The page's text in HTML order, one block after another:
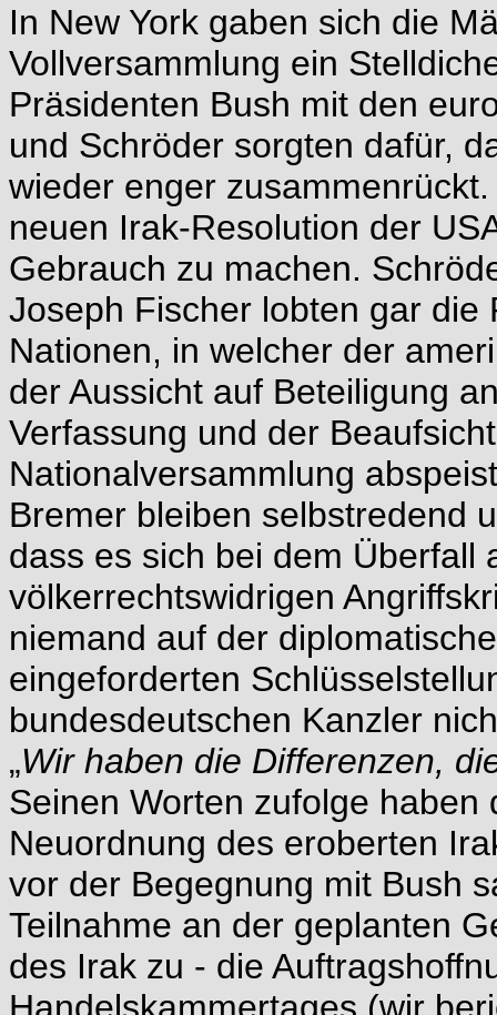
In New York gaben sich die
Vollversammlung ein
Präsidenten Bush mit den
und Schröder sorgten dafür,
wieder enger
neuen Irak-Resolution der
Gebrauch zu machen.
Joseph Fischer lobten gar die
Nationen, in welcher der
der Aussicht auf Beteiligung
Verfassung und der
Nationalversammlung
Bremer bleiben selbstredend
dass es sich bei dem Überfall
völkerrechtswidrigen
niemand auf der
eingeforderten
bundesdeutschen Kanzler
„Wir haben die Differenzen,
Seinen Worten zufolge haben
Neuordnung des eroberten
vor der Begegnung mit Bush
Teilnahme an der geplanten
des Irak zu - die